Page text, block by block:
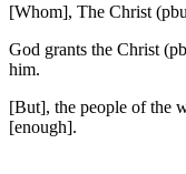
[Whom], The Christ
God grants the Christ
him.
[But], the people of the
[enough].